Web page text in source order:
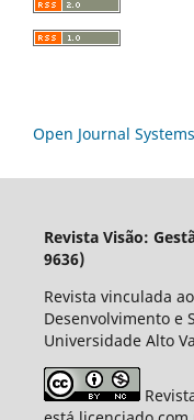
Open Journal Systems
Revista Visão:
9636)
Revista vinculada
Desenvolvimento e
Universidade Alto